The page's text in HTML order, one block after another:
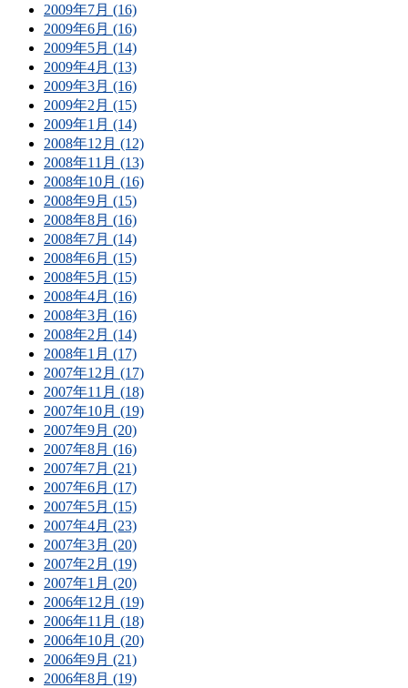
2009年7月 (16)
2009年6月 (16)
2009年5月 (14)
2009年4月 (13)
2009年3月 (16)
2009年2月 (15)
2009年1月 (14)
2008年12月 (12)
2008年11月 (13)
2008年10月 (16)
2008年9月 (15)
2008年8月 (16)
2008年7月 (14)
2008年6月 (15)
2008年5月 (15)
2008年4月 (16)
2008年3月 (16)
2008年2月 (14)
2008年1月 (17)
2007年12月 (17)
2007年11月 (18)
2007年10月 (19)
2007年9月 (20)
2007年8月 (16)
2007年7月 (21)
2007年6月 (17)
2007年5月 (15)
2007年4月 (23)
2007年3月 (20)
2007年2月 (19)
2007年1月 (20)
2006年12月 (19)
2006年11月 (18)
2006年10月 (20)
2006年9月 (21)
2006年8月 (19)